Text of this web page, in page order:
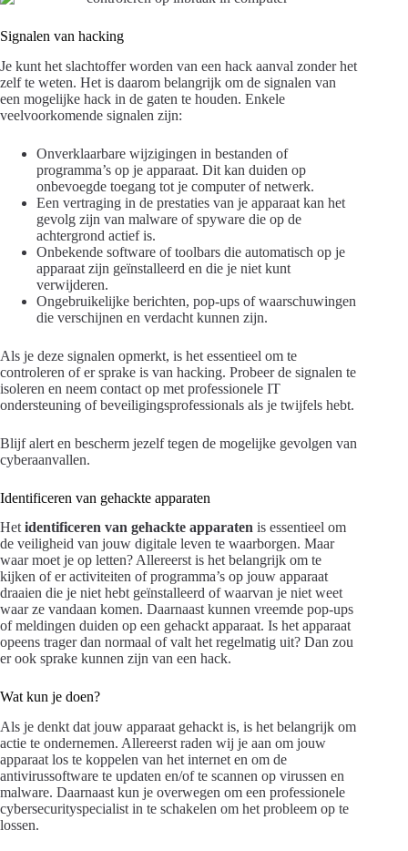
Signalen van hacking
Je kunt het slachtoffer worden van een hack aanval zonder het
zelf te weten. Het is daarom belangrijk om de signalen van
een mogelijke hack in de gaten te houden. Enkele
veelvoorkomende signalen zijn:
Onverklaarbare wijzigingen in bestanden of
programma’s op je apparaat. Dit kan duiden op
onbevoegde toegang tot je computer of netwerk.
Een vertraging in de prestaties van je apparaat kan het
gevolg zijn van malware of spyware die op de
achtergrond actief is.
Onbekende software of toolbars die automatisch op je
apparaat zijn geïnstalleerd en die je niet kunt
verwijderen.
Ongebruikelijke berichten, pop-ups of waarschuwingen
die verschijnen en verdacht kunnen zijn.
Als je deze signalen opmerkt, is het essentieel om te
controleren of er sprake is van hacking. Probeer de signalen te
isoleren en neem contact op met professionele IT
ondersteuning of beveiligingsprofessionals als je twijfels hebt.
Blijf alert en bescherm jezelf tegen de mogelijke gevolgen van
cyberaanvallen.
Identificeren van gehackte apparaten
Het identificeren van gehackte apparaten is essentieel om
de veiligheid van jouw digitale leven te waarborgen. Maar
waar moet je op letten? Allereerst is het belangrijk om te
kijken of er activiteiten of programma’s op jouw apparaat
draaien die je niet hebt geïnstalleerd of waarvan je niet weet
waar ze vandaan komen. Daarnaast kunnen vreemde pop-ups
of meldingen duiden op een gehackt apparaat. Is het apparaat
opeens trager dan normaal of valt het regelmatig uit? Dan zou
er ook sprake kunnen zijn van een hack.
Wat kun je doen?
Als je denkt dat jouw apparaat gehackt is, is het belangrijk om
actie te ondernemen. Allereerst raden wij je aan om jouw
apparaat los te koppelen van het internet en om de
antivirussoftware te updaten en/of te scannen op virussen en
malware. Daarnaast kun je overwegen om een professionele
cybersecurityspecialist in te schakelen om het probleem op te
lossen.